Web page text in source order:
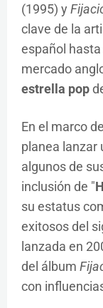
(1995) y
clave de la
español
mercado
estrella pop
En el marco de
planea lanzar
algunos de
inclusión de "
su estatus
exitosos del
lanzada en
del álbum
con